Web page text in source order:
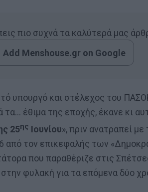
πιο συχνά τα καλύτερά μας
Add Menshouse.gr on Google
υπουργό και στέλεχος του
έθιμα της εποχής, έκανε κι
25ης Ιουνίου», πριν ανατραπεί
από τον επικεφαλής των
που παραθέριζε στις
φυλακή για τα επόμενα δύο